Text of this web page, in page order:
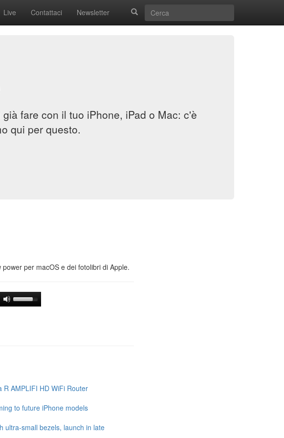
Live Contattaci Newsletter
fare con il tuo iPhone, iPad o Mac: c'è
qui per questo.
per macOS e dei fotolibri di Apple.
R AMPLIFI HD WiFi Router
to future iPhone models
ultra-small bezels, launch in late